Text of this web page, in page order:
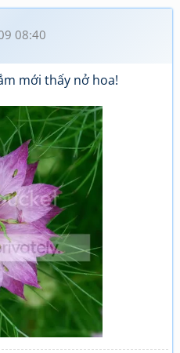
08:40
mới thấy nở hoa!